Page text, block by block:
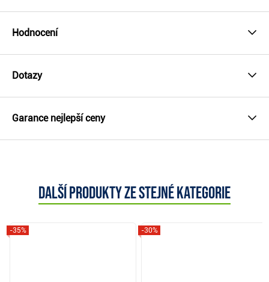
Hodnocení
Dotazy
Garance nejlepší ceny
Další produkty ze stejné kategorie
-35% -30%